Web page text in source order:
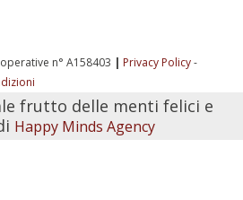
n° A158403 | Privacy Policy-
frutto delle menti felici e
Happy Minds Agency